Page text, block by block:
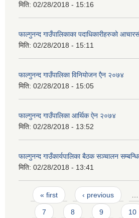
मिति: 02/28/2018 - 15:16
फाल्गुनन्द गाउँपालिकाका पदाधिकारीहरुको
मिति: 02/28/2018 - 15:11
फाल्गुनन्द गाउँपालिका विनियोजन एैन २०७४
मिति: 02/28/2018 - 15:05
फाल्गुनन्द गाउँपालिका आर्थिक ऐन २०७४
मिति: 02/28/2018 - 13:52
फाल्गुनन्द गाउँकार्यपालिका बैठक सञ्चालन
मिति: 02/28/2018 - 13:41
Pages
« first ‹ previous
7 8 9 10